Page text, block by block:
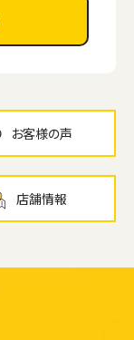
お客様の声
店舗情報